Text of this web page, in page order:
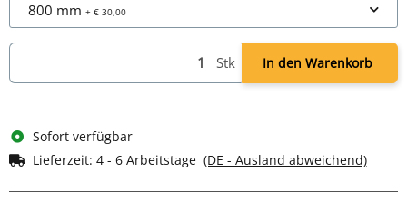
800 mm + € 30,00
Stk In den Warenkorb
Sofort verfügbar
Lieferzeit: 4 - 6 Arbeitstage (DE - Ausland abweichend)